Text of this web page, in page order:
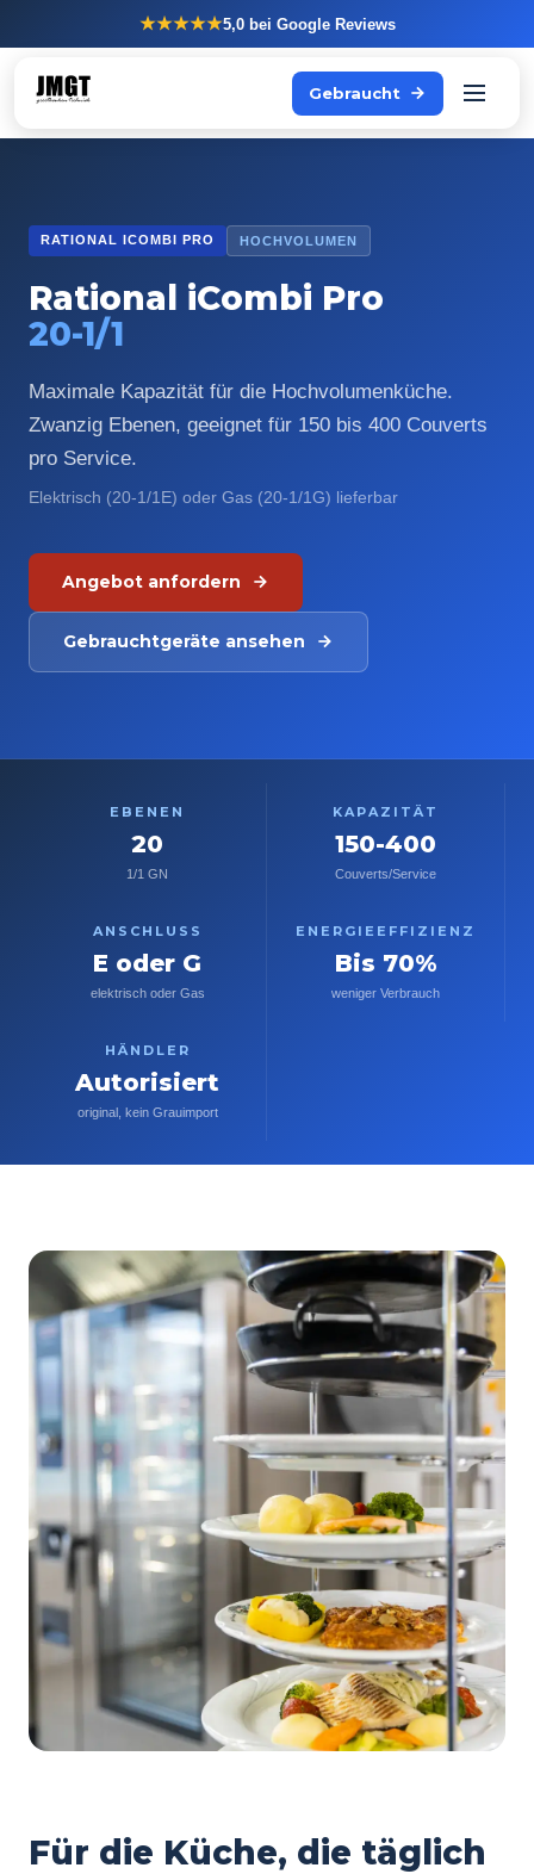
★★★★★5,0bei Google Reviews
Gebraucht
RATIONAL ICOMBI PRO HOCHVOLUMEN
Rational iCombi Pro
20-1/1
Maximale Kapazität für die Hochvolumenküche.
Zwanzig Ebenen, geeignet für 150 bis 400 Couverts
pro Service.
Elektrisch (20-1/1E) oder Gas (20-1/1G) lieferbar
Angebot anfordern
Gebrauchtgeräte ansehen
EBENEN
20
1/1 GN
KAPAZITÄT
150-400
Couverts/Service
ANSCHLUSS
E oder G
elektrisch oder Gas
ENERGIEEFFIZIENZ
Bis 70%
weniger Verbrauch
HÄNDLER
Autorisiert
original, kein Grauimport
Für die Küche, die täglich